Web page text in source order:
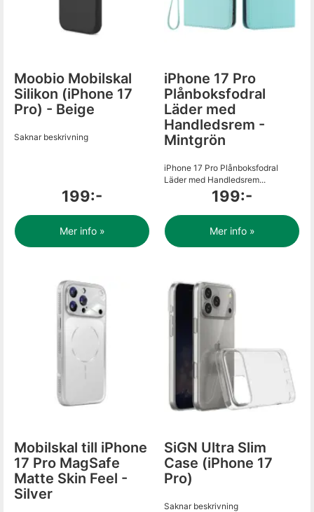
Moobio Mobilskal
Silikon (iPhone 17
Pro) - Beige
Saknar beskrivning
199:-
Mer info »
iPhone 17 Pro
Plånboksfodral
Läder med
Handledsrem -
Mintgrön
iPhone 17 Pro Plånboksfodral
Läder med Handledsrem...
199:-
Mer info »
Mobilskal till iPhone
17 Pro MagSafe
Matte Skin Feel -
Silver
SiGN Ultra Slim
Case (iPhone 17
Pro)
Saknar beskrivning